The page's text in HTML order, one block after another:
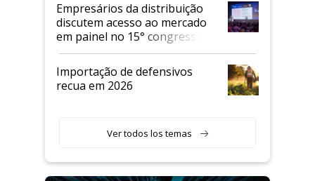
Empresários da distribuição
discutem acesso ao mercado
em painel no 15° congresso
Andav
Importação de defensivos
recua em 2026
Ver todos los temas